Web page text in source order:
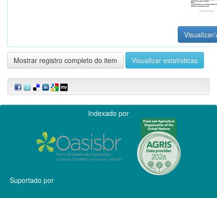
Mostrar registro completo do item Visualizar estatísticas
Indexado por
Suportado por